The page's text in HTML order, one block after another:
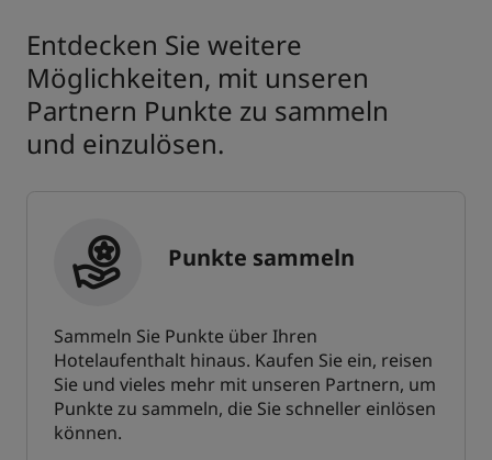
Entdecken Sie weitere
Möglichkeiten, mit unseren
Partnern Punkte zu sammeln
und einzulösen.
Punkte sammeln
Sammeln Sie Punkte über Ihren
Hotelaufenthalt hinaus. Kaufen Sie ein, reisen
Sie und vieles mehr mit unseren Partnern, um
Punkte zu sammeln, die Sie schneller einlösen
können.